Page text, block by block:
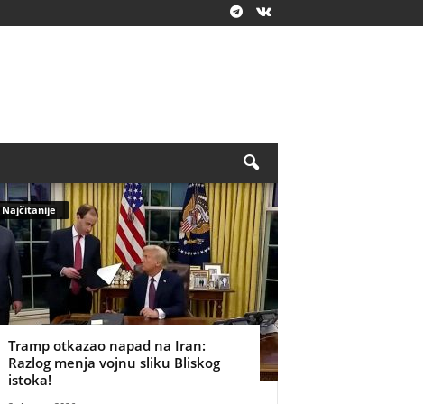
Najčitanije
Tramp otkazao napad na Iran:
Razlog menja vojnu sliku Bliskog
istoka!